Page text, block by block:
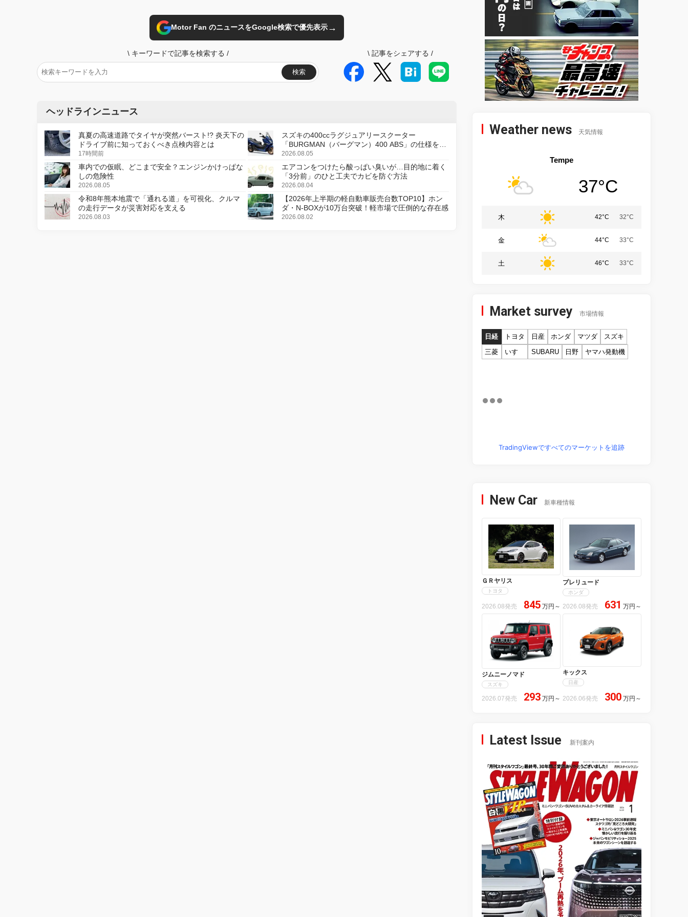
Motor Fan のニュースをGoogle検索で優先表示→
\ キーワードで記事を検索する /
検索
\ 記事をシェアする /
ヘッドラインニュース
真夏の高速道路でタイヤが突然バースト!? 炎天下の
ドライブ前に知っておくべき点検内容とは
17時間前
スズキの400ccラグジュアリースクーター
「BURGMAN（バーグマン）400 ABS」の仕様を変
更し、8月18日に発売
2026.08.05
車内での仮眠、どこまで安全？エンジンかけっぱな
しの危険性
2026.08.05
エアコンをつけたら酸っぱい臭いが…目的地に着く
「3分前」のひと工夫でカビを防ぐ方法
2026.08.04
令和8年熊本地震で「通れる道」を可視化、クルマ
の走行データが災害対応を支える
2026.08.03
【2026年上半期の軽自動車販売台数TOP10】ホン
ダ・N-BOXが10万台突破！軽市場で圧倒的な存在感
2026.08.02
Weather news 天気情報
Tempe
37°C
木 42°C 32°C
金 44°C 33°C
土 46°C 33°C
Market survey 市場情報
日経 トヨタ 日産 ホンダ マツダ
スズキ
三菱
いすゞ SUBARU 日野 ヤマハ発動機
TradingViewですべてのマーケットを追跡
New Car 新車種情報
ＧＲヤリス
トヨタ
2026.08発売 845 万円 ～
プレリュード
ホンダ
2026.08発売 631 万円 ～
ジムニーノマド
スズキ
2026.07発売 293 万円 ～
キックス
日産
2026.06発売 300 万円 ～
Latest Issue 新刊案内